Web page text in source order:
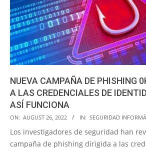
NUEVA CAMPAÑA DE PHISHING
A LAS CREDENCIALES DE
ASÍ FUNCIONA
2022-
08-
ON: AUGUST 26, 2022 IN: SEGURIDAD
Los investigadores de seguridad han
campaña de phishing dirigida a las